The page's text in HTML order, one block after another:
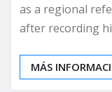
as a regional
after recording
MÁS